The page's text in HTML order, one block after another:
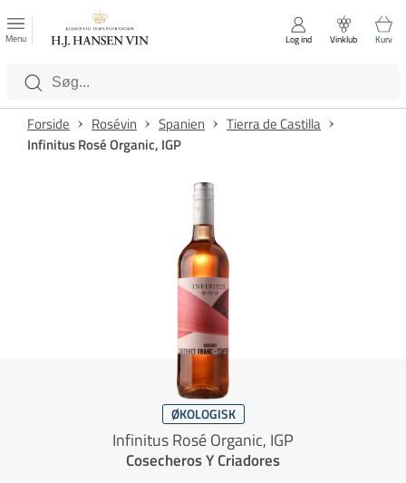
Luk
Kategorier
Menu Log ind Vinklub Kurv
Forside Rosévin Spanien
Tierra de Castilla
Infinitus Rosé Organic, IGP
ØKOLOGISK
Infinitus Rosé Organic, IGP
Cosecheros Y Criadores